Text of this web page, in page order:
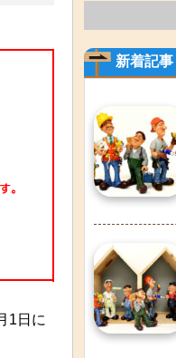
1日に
新着記事